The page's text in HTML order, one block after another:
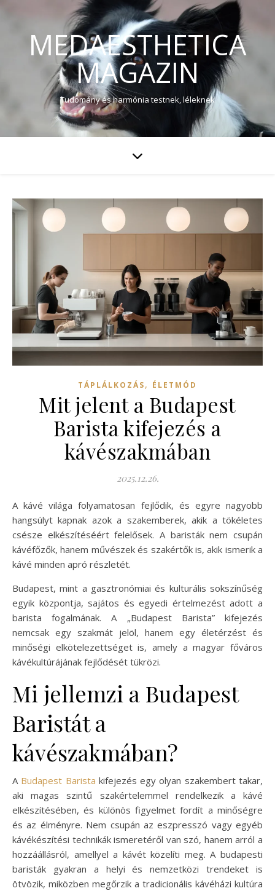
MEDAESTHETICA
MAGAZIN
Tudomány és harmónia testnek, léleknek
TÁPLÁLKOZÁS, ÉLETMÓD
Mit jelent a Budapest
Barista kifejezés a
kávészakmában
2025.12.26.
A kávé világa folyamatosan fejlődik, és egyre nagyobb
hangsúlyt kapnak azok a szakemberek, akik a tökéletes
csésze elkészítéséért felelősek. A baristák nem csupán
kávéfőzők, hanem művészek és szakértők is, akik ismerik a
kávé minden apró részletét.
Budapest, mint a gasztronómiai és kulturális sokszínűség
egyik központja, sajátos és egyedi értelmezést adott a
barista fogalmának. A „Budapest Barista” kifejezés
nemcsak egy szakmát jelöl, hanem egy életérzést és
minőségi elkötelezettséget is, amely a magyar főváros
kávékultúrájának fejlődését tükrözi.
Mi jellemzi a Budapest
Baristát a
kávészakmában?
A Budapest Barista kifejezés egy olyan szakembert takar,
aki magas szintű szakértelemmel rendelkezik a kávé
elkészítésében, és különös figyelmet fordít a minőségre
és az élményre. Nem csupán az eszpresszó vagy egyéb
kávékészítési technikák ismeretéről van szó, hanem arról a
hozzáállásról, amellyel a kávét közelíti meg. A budapesti
baristák gyakran a helyi és nemzetközi trendeket is
ötvözik, miközben megőrzik a tradicionális kávéházi kultúra